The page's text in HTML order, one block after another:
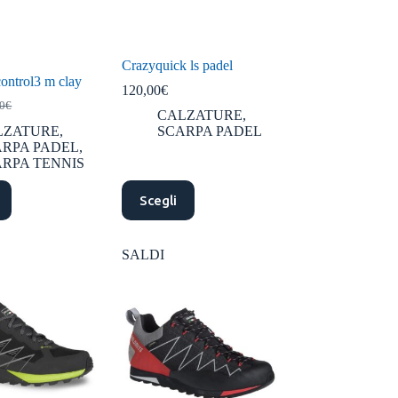
m clay
€
,
PADEL,
TENNIS
Crazyquick ls padel
120,00€
CALZATURE,
SCARPA PADEL
Scegli
Questo
prodotto
ha
varianti.
essere
scelte
nella
pagina
del
SALDI